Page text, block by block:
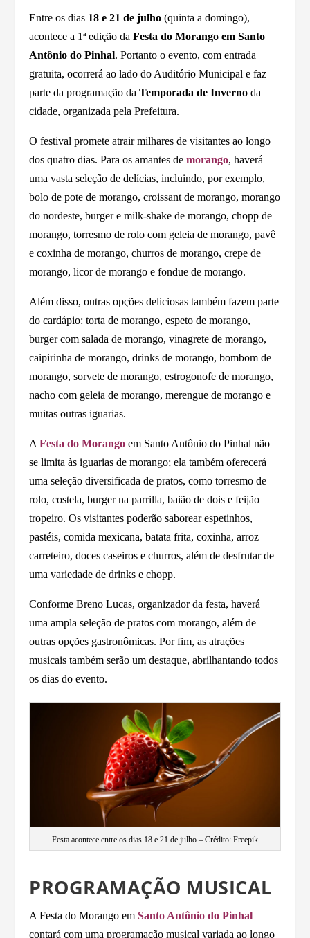
Entre os dias 18 e 21 de julho (quinta a domingo),
acontece a 1ª edição daFesta do Morango em Santo
Antônio do Pinhal. Portanto o evento, com entrada
gratuita, ocorrerá ao lado do Auditório Municipal e faz
parte da programação daTemporada de Inverno da
cidade, organizada pela Prefeitura.
O festival promete atrair milhares de visitantes ao longo
dos quatro dias. Para os amantes demorango, haverá
uma vasta seleção de delícias, incluindo, por exemplo,
bolo de pote de morango, croissant de morango, morango
do nordeste, burger e milk-shake de morango, chopp de
morango, torresmo de rolo com geleia de morango, pavê
e coxinha de morango, churros de morango, crepe de
morango, licor de morango e fondue de morango.
Além disso, outras opções deliciosas também fazem parte
do cardápio: torta de morango, espeto de morango,
burger com salada de morango, vinagrete de morango,
caipirinha de morango, drinks de morango, bombom de
morango, sorvete de morango, estrogonofe de morango,
nacho com geleia de morango, merengue de morango e
muitas outras iguarias.
AFesta do Morango em Santo Antônio do Pinhal não
se limita às iguarias de morango; ela também oferecerá
uma seleção diversificada de pratos, como torresmo de
rolo, costela, burger na parrilla, baião de dois e feijão
tropeiro. Os visitantes poderão saborear espetinhos,
pastéis, comida mexicana, batata frita, coxinha, arroz
carreteiro, doces caseiros e churros, além de desfrutar de
uma variedade de drinks e chopp.
Conforme Breno Lucas, organizador da festa, haverá
uma ampla seleção de pratos com morango, além de
outras opções gastronômicas. Por fim, as atrações
musicais também serão um destaque, abrilhantando todos
os dias do evento.
Festa acontece entre os dias 18 e 21 de julho – Crédito: Freepik
PROGRAMAÇÃO MUSICAL
A Festa do Morango emSanto Antônio do Pinhal
contará com uma programação musical variada ao longo